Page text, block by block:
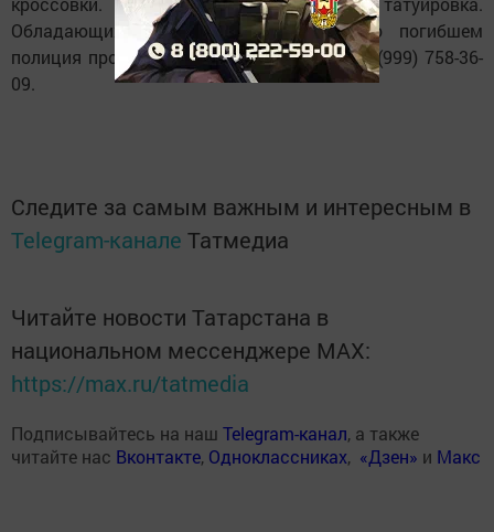
Обладающих какой-либо информации о погибшем
полиция просит позвонить по телефону: 8 (999) 758-36-
09.
Следите за самым важным и интересным в
Telegram-канале Татмедиа
Читайте новости Татарстана в
национальном мессенджере MАХ:
https://max.ru/tatmedia
Подписывайтесь на наш Telegram-канал, а также
читайте нас Вконтакте, Одноклассниках, «Дзен» и Макс